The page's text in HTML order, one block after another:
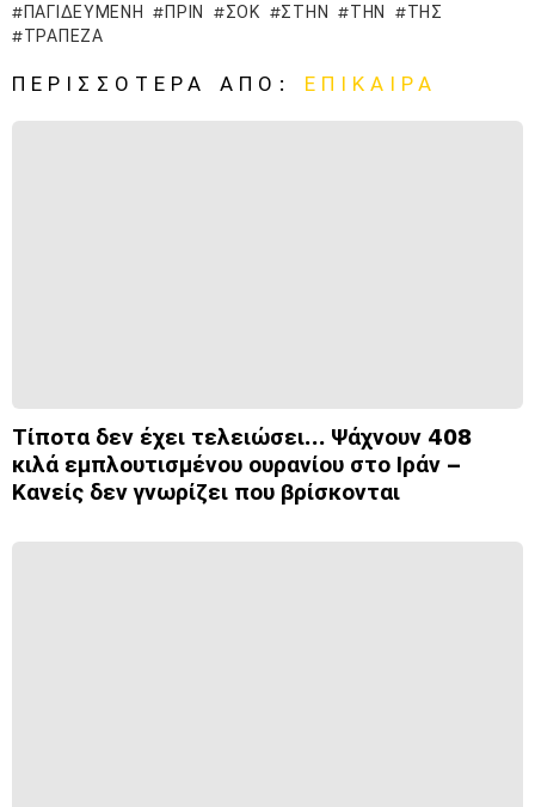
ΠΑΓΙΔΕΥΜΈΝΗ
ΠΡΙΝ ΣΟΚ ΣΤΗΝ ΤΗΝ
ΤΗΣ
ΤΡΆΠΕΖΑ
ΠΕΡΙΣΣΌΤΕΡΑ ΑΠΌ: ΕΠΊΚΑΙΡΑ
Τίποτα δεν έχει τελειώσει… Ψάχνουν 408
κιλά εμπλουτισμένου ουρανίου στο Ιράν –
Κανείς δεν γνωρίζει που βρίσκονται